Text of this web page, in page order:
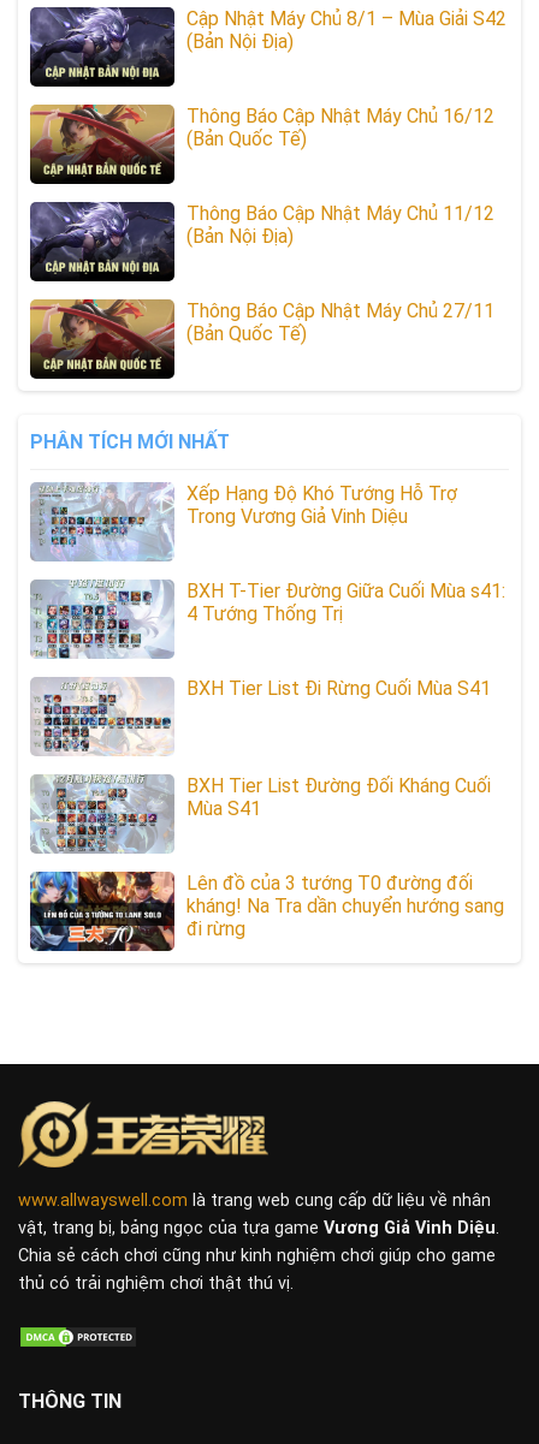
Cập Nhật Máy Chủ 8/1 – Mùa Giải S42
(Bản Nội Địa)
Thông Báo Cập Nhật Máy Chủ 16/12
(Bản Quốc Tế)
Thông Báo Cập Nhật Máy Chủ 11/12
(Bản Nội Địa)
Thông Báo Cập Nhật Máy Chủ 27/11
(Bản Quốc Tế)
PHÂN TÍCH MỚI NHẤT
Xếp Hạng Độ Khó Tướng Hỗ Trợ
Trong Vương Giả Vinh Diệu
BXH T-Tier Đường Giữa Cuối Mùa s41:
4 Tướng Thống Trị
BXH Tier List Đi Rừng Cuối Mùa S41
BXH Tier List Đường Đối Kháng Cuối
Mùa S41
Lên đồ của 3 tướng T0 đường đối
kháng! Na Tra dần chuyển hướng sang
đi rừng
www.allwayswell.com là trang web cung cấp dữ liệu về nhân
vật, trang bị, bảng ngọc của tựa game Vương Giả Vinh Diệu.
Chia sẻ cách chơi cũng như kinh nghiệm chơi giúp cho game
thủ có trải nghiệm chơi thật thú vị.
THÔNG TIN